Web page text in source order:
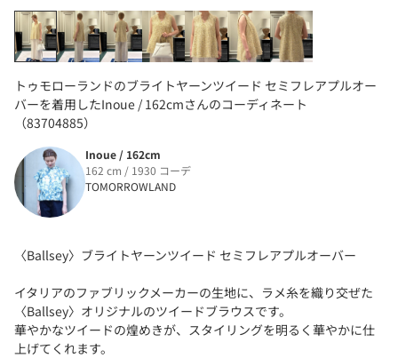
トゥモローランドのブライトヤーンツイード セミフレアプルオー
バーを着用したInoue / 162cmさんのコーディネート
（83704885）
Inoue / 162cm
162 cm / 1930 コーデ
TOMORROWLAND
〈Ballsey〉ブライトヤーンツイード セミフレアプルオーバー
イタリアのファブリックメーカーの生地に、ラメ糸を織り交ぜた
〈Ballsey〉オリジナルのツイードブラウスです。
華やかなツイードの煌めきが、スタイリングを明るく華やかに仕
上げてくれます。